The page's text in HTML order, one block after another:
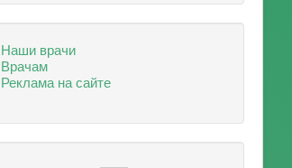
Наши врачи
Врачам
Реклама на сайте